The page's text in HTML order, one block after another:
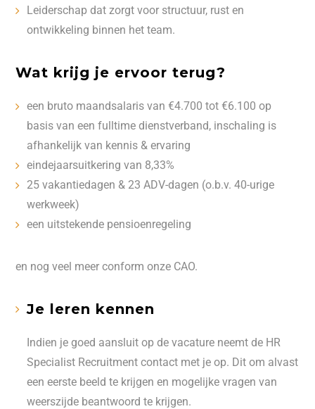
Leiderschap dat zorgt voor structuur, rust en
ontwikkeling binnen het team.
Wat krijg je ervoor terug?
een bruto maandsalaris van €4.700 tot €6.100 op
basis van een fulltime dienstverband, inschaling is
afhankelijk van kennis & ervaring
eindejaarsuitkering van 8,33%
25 vakantiedagen & 23 ADV-dagen (o.b.v. 40-urige
werkweek)
een uitstekende pensioenregeling
en nog veel meer conform onze CAO.
Je leren kennen
Indien je goed aansluit op de vacature neemt de HR
Specialist Recruitment contact met je op. Dit om alvast
een eerste beeld te krijgen en mogelijke vragen van
weerszijde beantwoord te krijgen.